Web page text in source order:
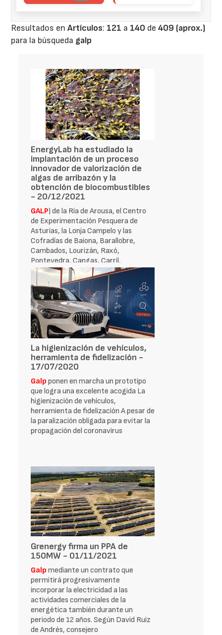
Resultados enArtículos: 121 a 140 de409 (aprox.)
para la búsqueda galp
EnergyLab ha estudiado la
implantación de un proceso
innovador de valorización de
algas de arribazón y la
obtención de biocombustibles
- 20/12/2021
GALP) de la Ría de Arousa, el Centro
de Experimentación Pesquera de
Asturias, la Lonja Campelo y las
Cofradías de Baiona, Barallobre,
Cambados, Lourizán, Raxó,
Pontevedra, Cangas, Carril,
Redondela, Mugardos
La higienización de vehículos,
herramienta de fidelización -
17/07/2020
Galp ponen en marcha un prototipo
que logra una excelente acogida La
higienización de vehículos,
herramienta de fidelización A pesar de
la paralización obligada para evitar la
propagación del coronavirus
Grenergy firma un PPA de
150MW - 01/11/2021
Galp mediante un contrato que
permitirá progresivamente
incorporar la electricidad a las
actividades comerciales de la
energética también durante un
periodo de 12 años. Según David Ruiz
de Andrés, consejero